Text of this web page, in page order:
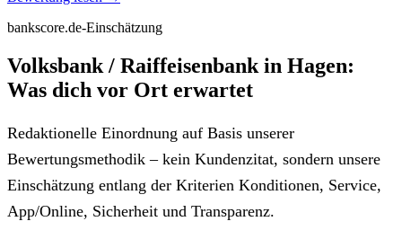
bankscore.de-Einschätzung
Volksbank / Raiffeisenbank in Hagen:
Was dich vor Ort erwartet
Redaktionelle Einordnung auf Basis unserer
Bewertungsmethodik – kein Kundenzitat, sondern unsere
Einschätzung entlang der Kriterien Konditionen, Service,
App/Online, Sicherheit und Transparenz.